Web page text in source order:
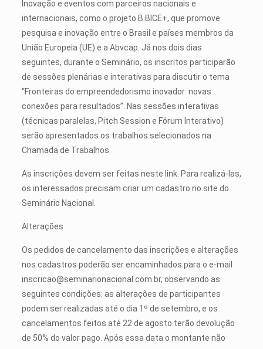
Inovação e eventos com parceiros nacionais e
internacionais, como o projeto B.BICE+, que promove
pesquisa e inovação entre o Brasil e países membros da
União Europeia (UE) e a Abvcap. Já nos dois dias
seguintes, durante o Seminário, os inscritos participarão
de sessões plenárias e interativas para discutir o tema
“Fronteiras do empreendedorismo inovador: novas
conexões para resultados”. Nas sessões interativas
(técnicas paralelas, Pitch Session e Fórum Interativo)
serão apresentados os trabalhos selecionados na
Chamada de Trabalhos.
As inscrições devem ser feitas neste link. Para realizá-las,
os interessados precisam criar um cadastro no site do
Seminário Nacional.
Alterações
Os pedidos de cancelamento das inscrições e alterações
nos cadastros poderão ser encaminhados para o e-mail
inscricao@seminarionacional.com.br, observando as
seguintes condições: as alterações de participantes
podem ser realizadas até o dia 1º de setembro, e os
cancelamentos feitos até 22 de agosto terão devolução
de 50% do valor pago. Após essa data o montante não